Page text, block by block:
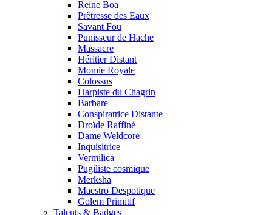
Reine Boa
Prêtresse des Eaux
Savant Fou
Punisseur de Hache
Massacre
Héritier Distant
Momie Royale
Colossus
Harpiste du Chagrin
Barbare
Conspiratrice Distante
Droïde Raffiné
Dame Weldcore
Inquisitrice
Vermilica
Pugiliste cosmique
Merksha
Maestro Despotique
Golem Primitif
Talents & Badges